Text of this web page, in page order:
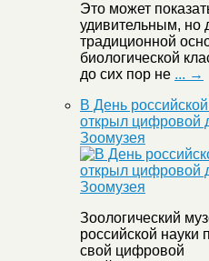
Это может
удивительным, но
традиционной
биологической
до сих пор не ... →
В День
открыл цифровой
Зоомузея
Зоологический
российской науки
свой цифровой